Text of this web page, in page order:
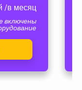
/в месяц
включены